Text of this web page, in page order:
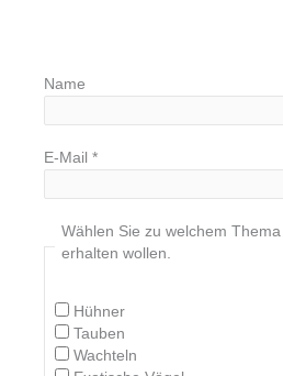
Name
E-Mail *
Wählen Sie zu welchem
erhalten wollen.
Hühner
Tauben
Wachteln